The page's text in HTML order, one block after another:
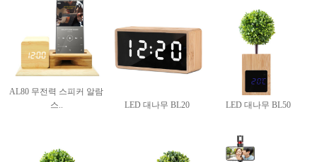
AL80 무전력 스피커 알람
스..
LED 대나무 BL20 LED 대나무 BL50